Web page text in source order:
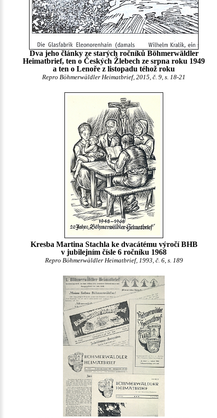
Dva jeho články ze starých ročníků Böhmerwäldler
Heimatbrief, ten o Českých Žlebech ze srpna roku 1949
a ten o Lenoře z listopadu téhož roku
Repro Böhmerwäldler Heimatbrief, 2015, č. 9, s. 18-21
Kresba Martina Stachla ke dvacátému výročí BHB
v jubilejním čísle 6 ročníku 1968
Repro Böhmerwäldler Heimatbrief, 1993, č. 6, s. 189